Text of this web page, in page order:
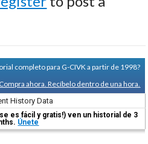
completo para G-CIVK a partir de 1998?
Compra ahora. Recíbelo dentro de una hora.
History Data
es fácil y gratis!) ven un historial de 3
Únete